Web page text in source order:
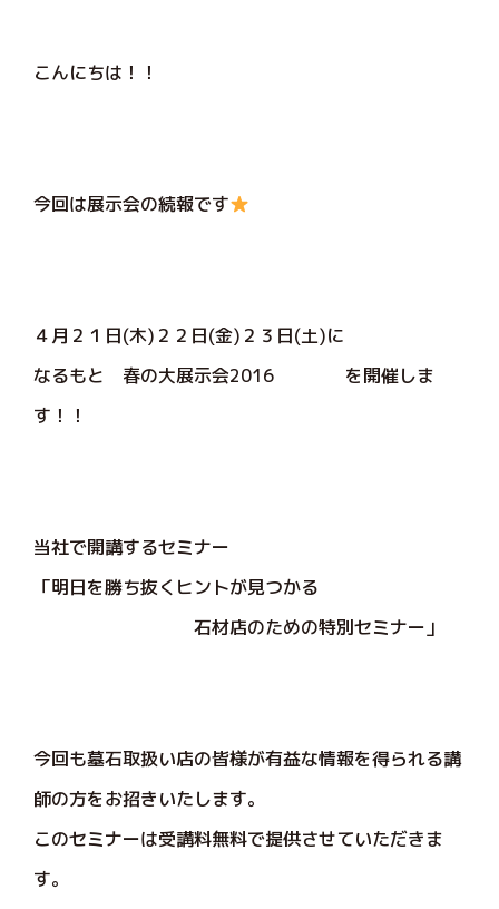
こんにちは！！
今回は展示会の続報です
４月２１日(木)２２日(金)２３日(土)に
なるもと 春の大展示会2016 を開催しま
す！！
当社で開講するセミナー
「明日を勝ち抜くヒントが見つかる
石材店のための特別セミナー」
今回も墓石取扱い店の皆様が有益な情報を得られる講
師の方をお招きいたします。
このセミナーは受講料無料で提供させていただきま
す。